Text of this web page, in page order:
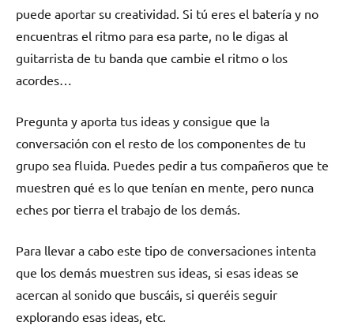
puede aportar su creatividad. Si tú eres el batería y no
encuentras el ritmo para esa parte, no le digas al
guitarrista de tu banda que cambie el ritmo o los
acordes…
Pregunta y aporta tus ideas y consigue que la
conversación con el resto de los componentes de tu
grupo sea fluida. Puedes pedir a tus compañeros que te
muestren qué es lo que tenían en mente, pero nunca
eches por tierra el trabajo de los demás.
Para llevar a cabo este tipo de conversaciones intenta
que los demás muestren sus ideas, si esas ideas se
acercan al sonido que buscáis, si queréis seguir
explorando esas ideas, etc.